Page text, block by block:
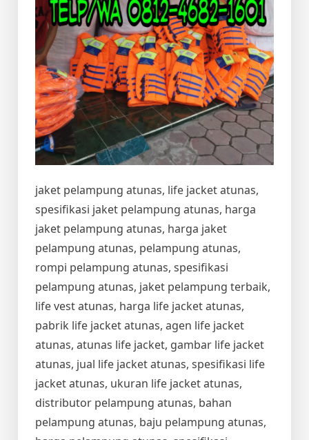
jaket pelampung atunas, life jacket atunas,
spesifikasi jaket pelampung atunas, harga
jaket pelampung atunas, harga jaket
pelampung atunas, pelampung atunas,
rompi pelampung atunas, spesifikasi
pelampung atunas, jaket pelampung terbaik,
life vest atunas, harga life jacket atunas,
pabrik life jacket atunas, agen life jacket
atunas, atunas life jacket, gambar life jacket
atunas, jual life jacket atunas, spesifikasi life
jacket atunas, ukuran life jacket atunas,
distributor pelampung atunas, bahan
pelampung atunas, baju pelampung atunas,